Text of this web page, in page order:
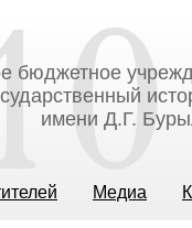
бюджетное
имени Д.Г.
Медиа